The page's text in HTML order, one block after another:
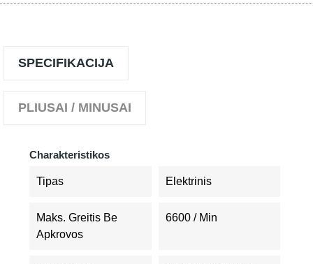
SPECIFIKACIJA
PLIUSAI / MINUSAI
Charakteristikos
Tipas Elektrinis
Maks. Greitis Be
Apkrovos
6600 / Min